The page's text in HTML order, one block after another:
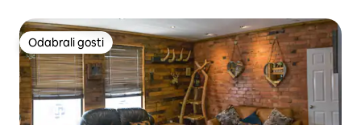
Odabrali gosti
Odabrali gosti